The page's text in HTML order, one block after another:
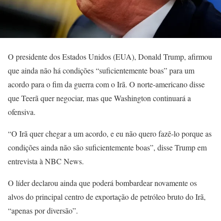
O presidente dos Estados Unidos (EUA), Donald Trump, afirmou
que ainda não há condições “suficientemente boas” para um
acordo para o fim da guerra com o Irã. O norte-americano disse
que Teerã quer negociar, mas que Washington continuará a
ofensiva.
“O Irã quer chegar a um acordo, e eu não quero fazê-lo porque as
condições ainda não são suficientemente boas”, disse Trump em
entrevista à NBC News.
O líder declarou ainda que poderá bombardear novamente os
alvos do principal centro de exportação de petróleo bruto do Irã,
“apenas por diversão”.